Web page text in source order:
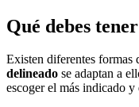
Qué debes
Existen diferentes formas
delineado se adaptan a
escoger el más indicado y